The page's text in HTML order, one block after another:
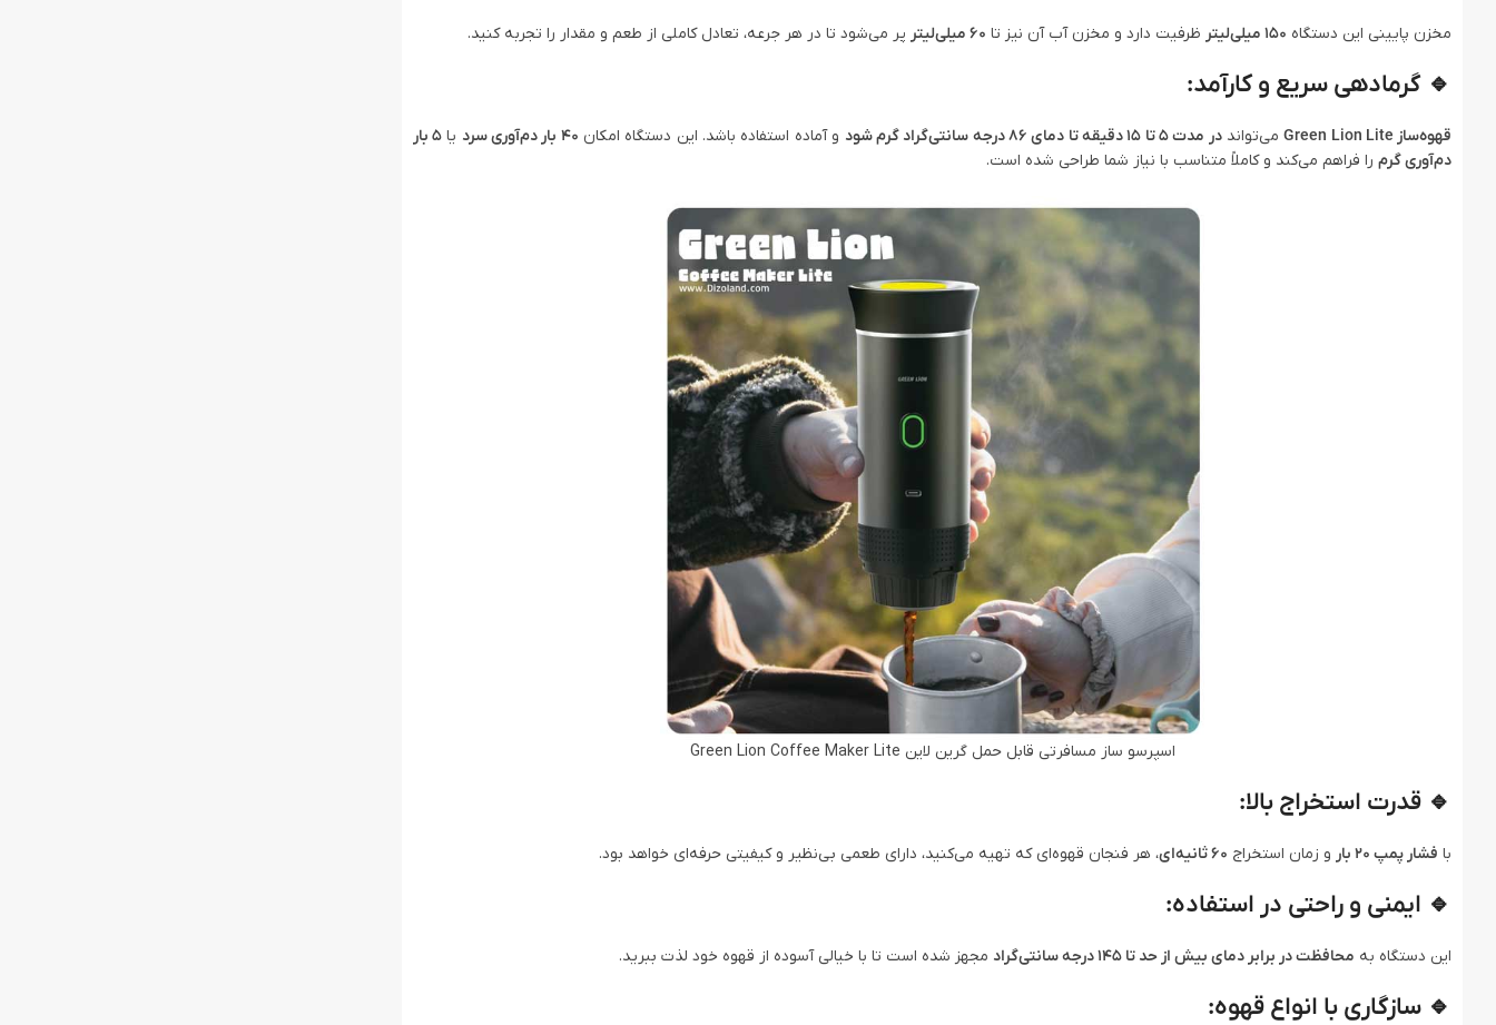
مخزن پایینی این دستگاه 150 میلی‌لیتر ظرفیت دارد و مخزن آب آن نیز تا 60 میلی‌لیتر پر می‌شود تا در هر جرعه، تعادل کاملی از طعم و مقدار را تجربه کنید.
🔹 گرمادهی سریع و کارآمد:
قهوه‌ساز Green Lion Lite می‌توانددر مدت 5 تا 15 دقیقه تا دمای 86 درجه سانتی‌گراد گرم شود و آماده استفاده باشد. این دستگاه امکان 40 بار دم‌آوری سرد یا
5 بار
دم‌آوری گرمرا فراهم می‌کند و کاملاً متناسب با نیاز شما طراحی شده است.
اسپرسو ساز مسافرتی قابل حمل گرین لاین Green Lion Coffee Maker Lite
🔹 قدرت استخراج بالا:
با فشار پمپ 20 بار و زمان استخراج 60 ثانیه‌ای ، هر فنجان قهوه‌ای که تهیه می‌کنید، دارای طعمی بی‌نظیر و کیفیتی حرفه‌ای خواهد بود.
🔹 ایمنی و راحتی در استفاده:
این دستگاه به محافظت در برابر دمای بیش از حد تا 145 درجه سانتی‌گراد مجهز شده است تا با خیالی آسوده از قهوه خود لذت ببرید.
🔹 سازگاری با انواع قهوه: